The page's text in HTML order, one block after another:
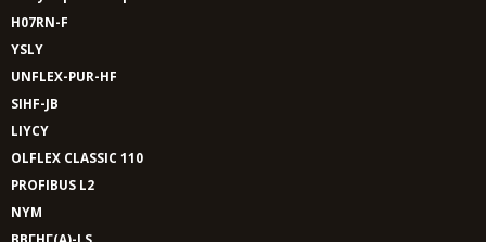
H07RN-F
YSLY
UNFLEX-PUR-HF
SIHF-JB
LIYCY
OLFLEX CLASSIC 110
PROFIBUS L2
NYM